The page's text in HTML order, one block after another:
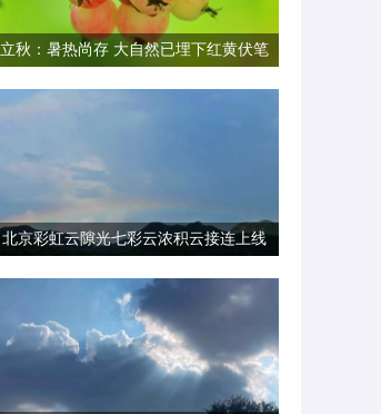
立秋：暑热尚存 大自然已埋下红黄伏笔
北京彩虹云隙光七彩云浓积云接连上线